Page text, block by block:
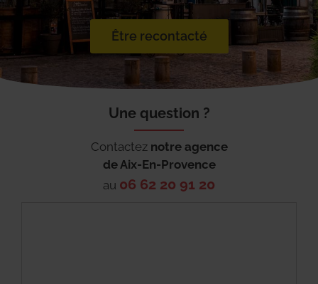
Être recontacté
Une question ?
Contactez notre agence
deAix-En-Provence
au 06 62 20 91 20